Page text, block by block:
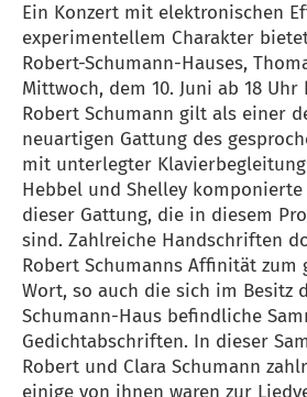
Ein Konzert mit elektronischen
experimentellem Charakter
Robert-Schumann-Hauses,
Mittwoch, dem 10. Juni ab 18
Robert Schumann gilt als einer
neuartigen Gattung des
mit unterlegter
Hebbel und Shelley
dieser Gattung, die in diesem
sind. Zahlreiche Handschriften
Robert Schumanns Affinität zum
Wort, so auch die sich im Besitz
Schumann-Haus befindliche
Gedichtabschriften. In dieser
Robert und Clara Schumann